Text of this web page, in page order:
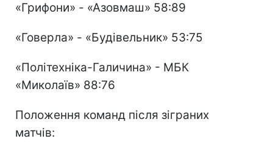
«Грифони» - «Азовмаш» 58:89
«Говерла» - «Будівельник» 53:75
«Політехніка-Галичина» - МБК
«Миколаїв» 88:76
Положення команд після зіграних
матчів: